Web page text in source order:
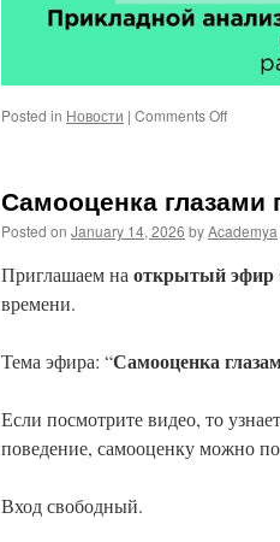
Posted in Новости | Comments Offon
Самооценка глазами
Posted on January 14, 2026 byAcademya
Приглашаем на открытый эфир
времени.
Тема эфира: “Самооценка
Если посмотрите видео, то
поведение, самооценку можно
Вход свободный.